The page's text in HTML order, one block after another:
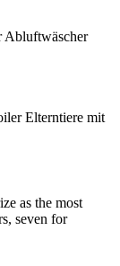
Abluftwäscher
Elterntiere mit
as the most
seven for